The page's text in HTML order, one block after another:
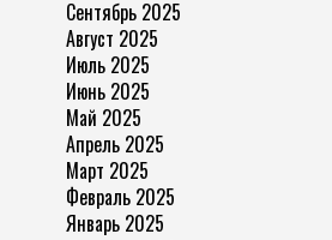
Сентябрь 2025
Август 2025
Июль 2025
Июнь 2025
Май 2025
Апрель 2025
Март 2025
Февраль 2025
Январь 2025